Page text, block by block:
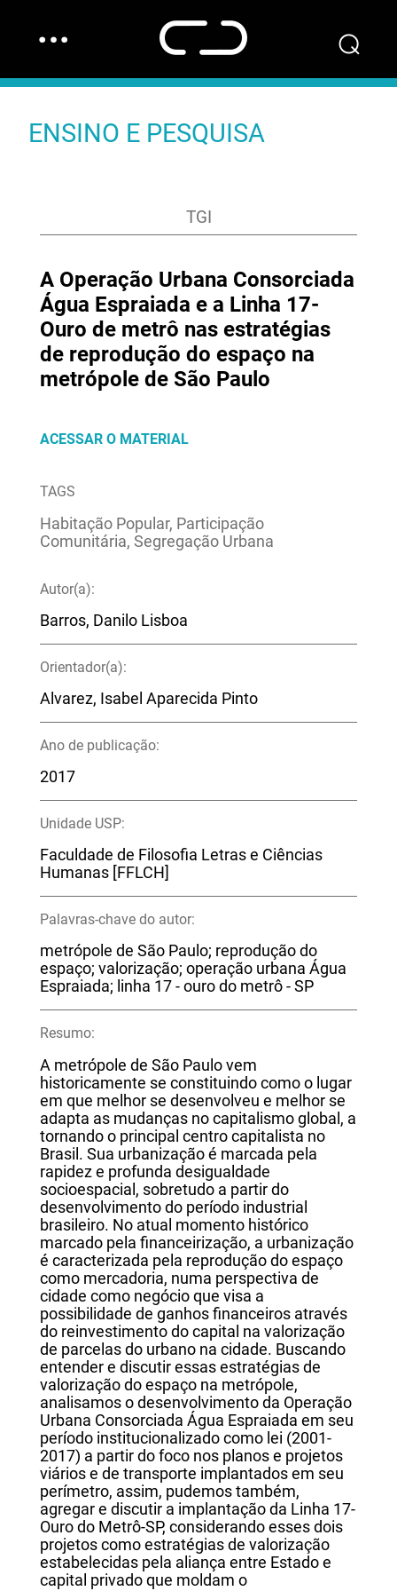
… ⌕
ENSINO E PESQUISA
TGI
A Operação Urbana Consorciada
Água Espraiada e a Linha 17-
Ouro de metrô nas estratégias
de reprodução do espaço na
metrópole de São Paulo
ACESSAR O MATERIAL
TAGS
Habitação Popular, Participação
Comunitária, Segregação Urbana
Autor(a):
Barros, Danilo Lisboa
Orientador(a):
Alvarez, Isabel Aparecida Pinto
Ano de publicação:
2017
Unidade USP:
Faculdade de Filosofia Letras e Ciências
Humanas [FFLCH]
Palavras-chave do autor:
metrópole de São Paulo; reprodução do
espaço; valorização; operação urbana Água
Espraiada; linha 17 - ouro do metrô - SP
Resumo:
A metrópole de São Paulo vem
historicamente se constituindo como o lugar
em que melhor se desenvolveu e melhor se
adapta as mudanças no capitalismo global, a
tornando o principal centro capitalista no
Brasil. Sua urbanização é marcada pela
rapidez e profunda desigualdade
socioespacial, sobretudo a partir do
desenvolvimento do período industrial
brasileiro. No atual momento histórico
marcado pela financeirização, a urbanização
é caracterizada pela reprodução do espaço
como mercadoria, numa perspectiva de
cidade como negócio que visa a
possibilidade de ganhos financeiros através
do reinvestimento do capital na valorização
de parcelas do urbano na cidade. Buscando
entender e discutir essas estratégias de
valorização do espaço na metrópole,
analisamos o desenvolvimento da Operação
Urbana Consorciada Água Espraiada em seu
período institucionalizado como lei (2001-
2017) a partir do foco nos planos e projetos
viários e de transporte implantados em seu
perímetro, assim, pudemos também,
agregar e discutir a implantação da Linha 17-
Ouro do Metrô-SP, considerando esses dois
projetos como estratégias de valorização
estabelecidas pela aliança entre Estado e
capital privado que moldam o